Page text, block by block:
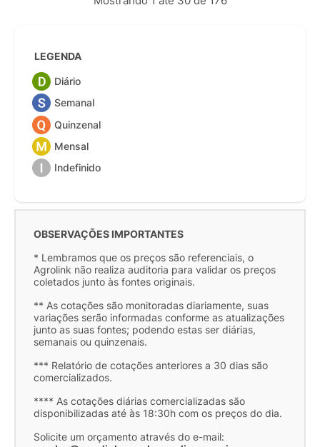
LEGENDA
Diário
Semanal
Quinzenal
Mensal
Indefinido
OBSERVAÇÕES IMPORTANTES
* Lembramos que os preços são referenciais, o
Agrolink não realiza auditoria para validar os preços
coletados junto às fontes originais.
** As cotações são monitoradas diariamente, suas
variações serão informadas conforme as atualizações
junto as suas fontes; podendo estas ser diárias,
semanais ou quinzenais.
*** Relatório de cotações anteriores a 30 dias são
comercializados.
**** As cotações diárias comercializadas são
disponibilizadas até às 18:30h com os preços do dia.
Solicite um orçamento através do e-mail: